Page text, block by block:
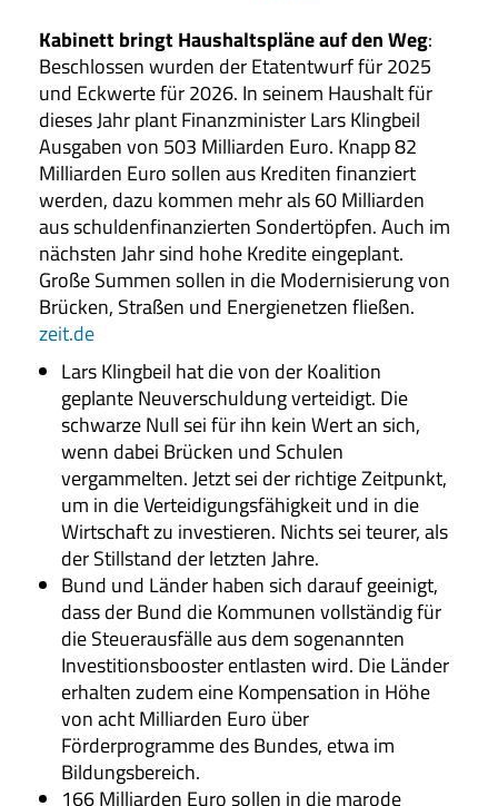
Kabinett bringt Haushaltspläne auf den Weg:
Beschlossen wurden der Etatentwurf für 2025
und Eckwerte für 2026. In seinem Haushalt für
dieses Jahr plant Finanzminister Lars Klingbeil
Ausgaben von 503 Milliarden Euro. Knapp 82
Milliarden Euro sollen aus Krediten finanziert
werden, dazu kommen mehr als 60 Milliarden
aus schuldenfinanzierten Sondertöpfen. Auch im
nächsten Jahr sind hohe Kredite eingeplant.
Große Summen sollen in die Modernisierung von
Brücken, Straßen und Energienetzen fließen.
zeit.de
Lars Klingbeil hat die von der Koalition
geplante Neuverschuldung verteidigt. Die
schwarze Null sei für ihn kein Wert an sich,
wenn dabei Brücken und Schulen
vergammelten. Jetzt sei der richtige Zeitpunkt,
um in die Verteidigungsfähigkeit und in die
Wirtschaft zu investieren. Nichts sei teurer, als
der Stillstand der letzten Jahre.
Bund und Länder haben sich darauf geeinigt,
dass der Bund die Kommunen vollständig für
die Steuerausfälle aus dem sogenannten
Investitionsbooster entlasten wird. Die Länder
erhalten zudem eine Kompensation in Höhe
von acht Milliarden Euro über
Förderprogramme des Bundes, etwa im
Bildungsbereich.
166 Milliarden Euro sollen in die marode